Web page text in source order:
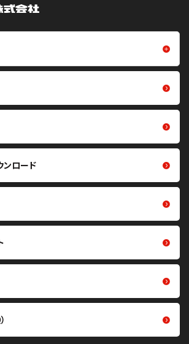
ト・平ベ
ベルト・
フイルム・シート
クリーン化製品
熱マネジメント関連製品
ンロード